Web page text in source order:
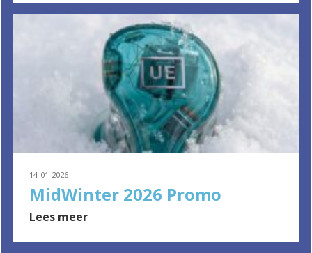
14-01-2026
MidWinter 2026 Promo
Lees meer